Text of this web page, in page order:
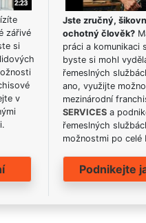
zářivé
si
v
Jste zručný,
ochotný člověk?
práci a komunikaci
byste si mohl
řemeslných
ano, využijte
mezinárodní
SERVICES a
řemeslných
možnostmi po celé
Podnikejte